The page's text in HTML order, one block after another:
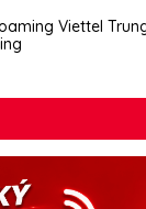
Viettel